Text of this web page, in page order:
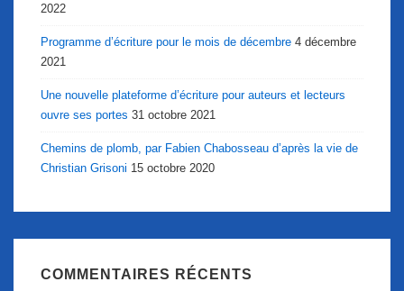
2022
Programme d’écriture pour le mois de décembre 4 décembre
2021
Une nouvelle plateforme d’écriture pour auteurs et lecteurs
ouvre ses portes 31 octobre 2021
Chemins de plomb, par Fabien Chabosseau d’après la vie de
Christian Grisoni 15 octobre 2020
COMMENTAIRES RÉCENTS